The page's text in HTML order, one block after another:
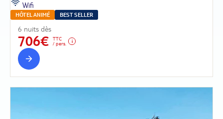
Wifi
HÔTEL ANIMÉ BEST SELLER
6 nuits dès
706€
TTC
/ pers.